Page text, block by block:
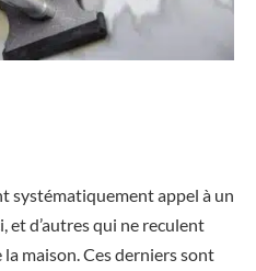
systématiquement appel à un
et d’autres qui ne reculent
maison. Ces derniers sont